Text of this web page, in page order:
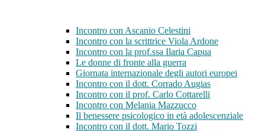
Incontro con Ascanio Celestini
Incontro con la scrittrice Viola Ardone
Incontro con la prof.ssa Ilaria Capua
Le donne di fronte alla guerra
Giornata internazionale degli autori europei
Incontro con il dott. Corrado Augias
Incontro con il prof. Carlo Cottarelli
Incontro con Melania Mazzucco
Il benessere psicologico in età adolescenziale
Incontro con il dott. Mario Tozzi